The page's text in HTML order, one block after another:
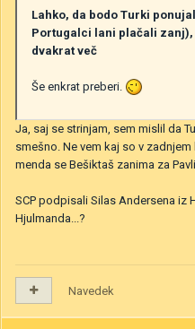
Lahko, da bodo Turki
Portugalci lani plačali zanj),
dvakrat več
Še enkrat preberi.
Ja, saj se strinjam, sem mislil da
smešno. Ne vem kaj so v
menda se Bešiktaš zanima za
SCP podpisali Silas Andersena iz
Hjulmanda...?
Navedek